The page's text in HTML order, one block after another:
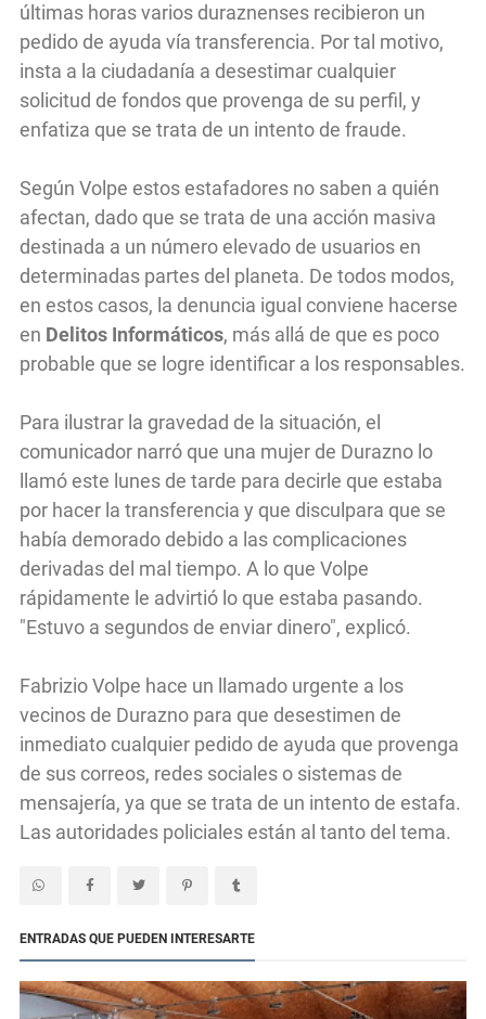
últimas horas varios duraznenses recibieron un
pedido de ayuda vía transferencia. Por tal motivo,
insta a la ciudadanía a desestimar cualquier
solicitud de fondos que provenga de su perfil, y
enfatiza que se trata de un intento de fraude.
Según Volpe estos estafadores no saben a quién
afectan, dado que se trata de una acción masiva
destinada a un número elevado de usuarios en
determinadas partes del planeta. De todos modos,
en estos casos, la denuncia igual conviene hacerse
en Delitos Informáticos, más allá de que es poco
probable que se logre identificar a los responsables.
Para ilustrar la gravedad de la situación, el
comunicador narró que una mujer de Durazno lo
llamó este lunes de tarde para decirle que estaba
por hacer la transferencia y que disculpara que se
había demorado debido a las complicaciones
derivadas del mal tiempo. A lo que Volpe
rápidamente le advirtió lo que estaba pasando.
"Estuvo a segundos de enviar dinero", explicó.
Fabrizio Volpe hace un llamado urgente a los
vecinos de Durazno para que desestimen de
inmediato cualquier pedido de ayuda que provenga
de sus correos, redes sociales o sistemas de
mensajería, ya que se trata de un intento de estafa.
Las autoridades policiales están al tanto del tema.
ENTRADAS QUE PUEDEN INTERESARTE